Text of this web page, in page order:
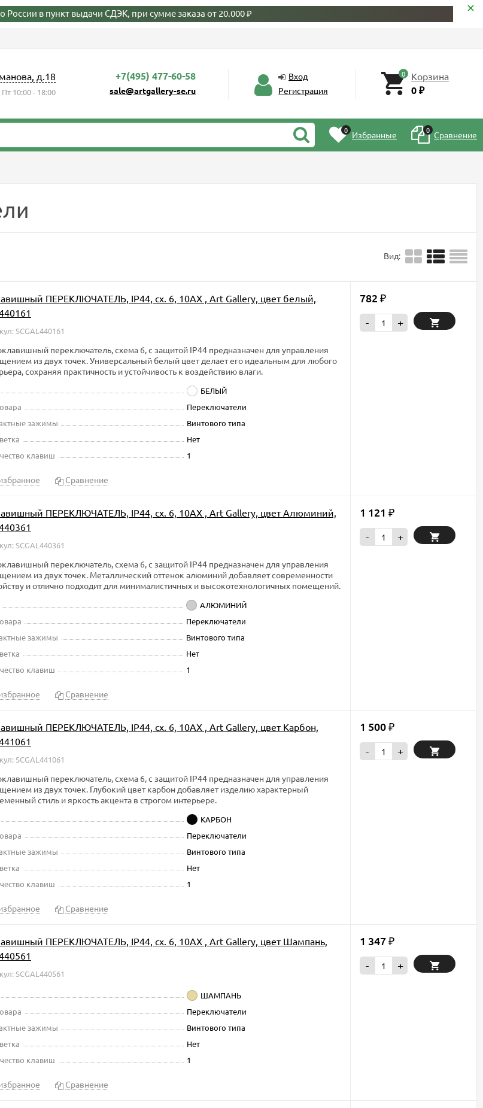
России в пункт выдачи СДЭК, при сумме заказа от 20.000 ₽
д.18
10:00 - 18:00
+7(495) 477-60-58
sale@artgallery-se.ru
Вход
Регистрация
0 Корзина
0₽
0 Избранные 0 Сравнение
Вид:
ПЕРЕКЛЮЧАТЕЛЬ, IP44, сх. 6, 10АХ , Art Gallery, цвет белый,
SCGAL440161
переключатель, схема 6, с защитой IP44 предназначен для управления
из двух точек. Универсальный белый цвет делает его идеальным для любого
сохраняя практичность и устойчивость к воздействию влаги.
БЕЛЫЙ
Переключатели
зажимы
Винтового типа
Нет
клавиш
1
782 ₽
- +
Сравнение
ПЕРЕКЛЮЧАТЕЛЬ, IP44, сх. 6, 10АХ , Art Gallery, цвет Алюминий,
SCGAL440361
переключатель, схема 6, с защитой IP44 предназначен для управления
из двух точек. Металлический оттенок алюминий добавляет современности
и отлично подходит для минималистичных и высокотехнологичных помещений.
АЛЮМИНИЙ
Переключатели
зажимы
Винтового типа
Нет
клавиш
1
1 121 ₽
- +
Сравнение
ПЕРЕКЛЮЧАТЕЛЬ, IP44, сх. 6, 10АХ , Art Gallery, цвет Карбон,
SCGAL441061
переключатель, схема 6, с защитой IP44 предназначен для управления
из двух точек. Глубокий цвет карбон добавляет изделию характерный
стиль и яркость акцента в строгом интерьере.
КАРБОН
Переключатели
зажимы
Винтового типа
Нет
клавиш
1
1 500 ₽
- +
Сравнение
ПЕРЕКЛЮЧАТЕЛЬ, IP44, сх. 6, 10АХ , Art Gallery, цвет Шампань,
SCGAL440561
ШАМПАНЬ
Переключатели
зажимы
Винтового типа
Нет
клавиш
1
1 347 ₽
- +
Сравнение